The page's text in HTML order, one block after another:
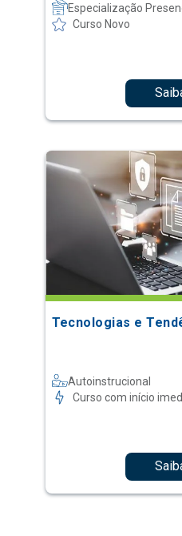
Especialização
Curso Novo
Tecnologias e
Autoinstrucional
Curso com início